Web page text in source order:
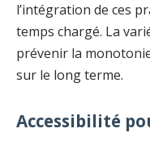
l’intégration de ces
temps chargé. La
prévenir la
sur le long terme.
Accessibilité